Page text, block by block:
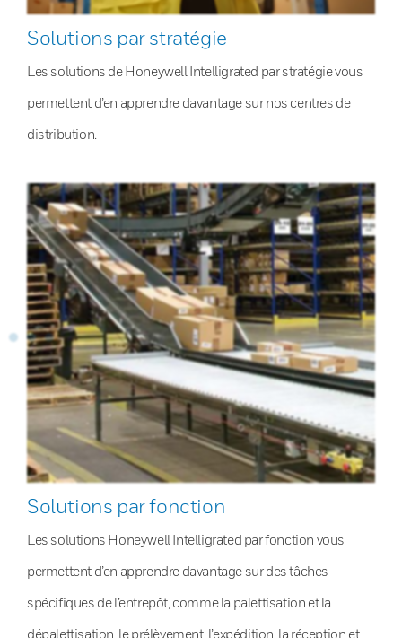
Solutions par stratégie
Les solutions de Honeywell Intelligrated par stratégie vous
permettent d’en apprendre davantage sur nos centres de
distribution.
Solutions par fonction
Les solutions Honeywell Intelligrated par fonction vous
permettent d’en apprendre davantage sur des tâches
spécifiques de l’entrepôt, comme la palettisation et la
dépalettisation, le prélèvement, l’expédition, la réception et